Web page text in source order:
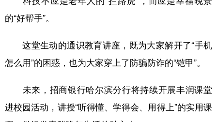
的“好帮手”。
这堂生动的通识教育讲座，既为大家解开了“手机
怎么用”的困惑，也为大家穿上了防骗防诈的“铠甲”。
未来，招商银行哈尔滨分行将持续开展丰润课堂
进校园活动，讲授“听得懂、学得会、用得上”的实用课